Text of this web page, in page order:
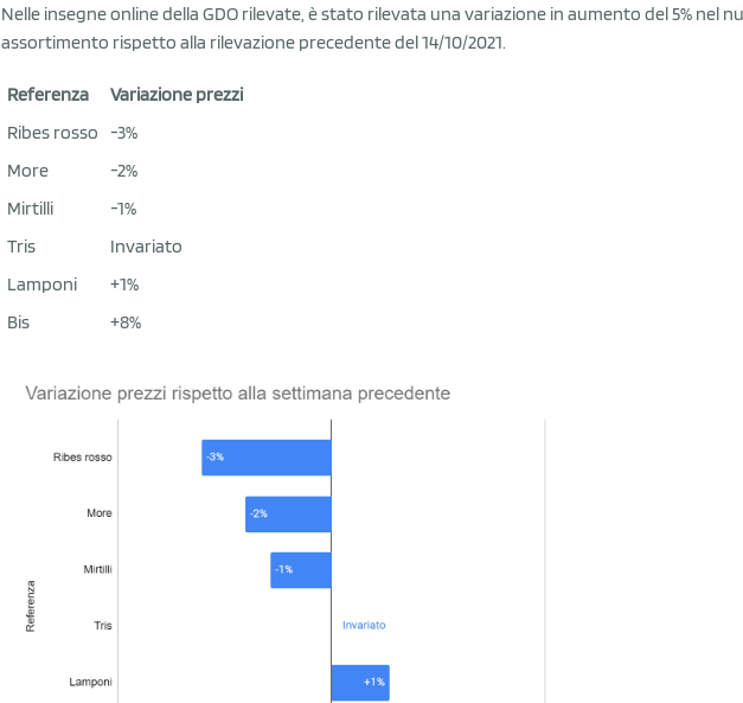
Nelle insegne online della GDO rilevate, è stato rilevata una variazione in aumento del 5% nel
assortimento rispetto alla rilevazione precedente del 14/10/2021.
Referenza
Variazione prezzi
Ribes rosso
-3%
More
-2%
Mirtilli
-1%
Tris
Invariato
Lamponi
+1%
Bis
+8%